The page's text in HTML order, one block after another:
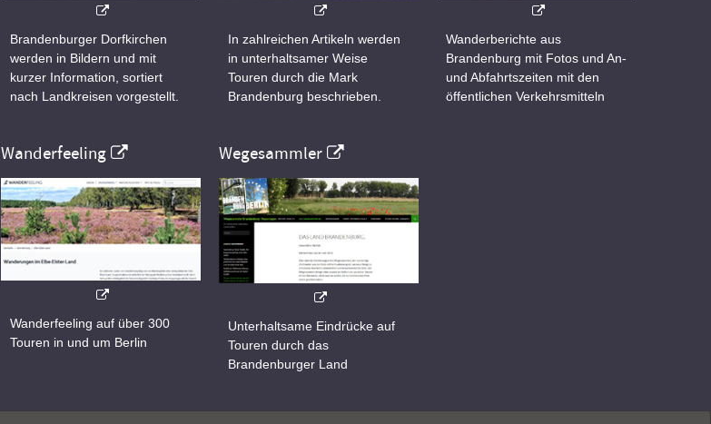
Brandenburger Dorfkirchen
werden in Bildern und mit
kurzer Information, sortiert
nach Landkreisen vorgestellt.
In zahlreichen Artikeln werden
in unterhaltsamer Weise
Touren durch die Mark
Brandenburg beschrieben.
Wanderberichte aus
Brandenburg mit Fotos und An-
und Abfahrtszeiten mit den
öffentlichen Verkehrsmitteln
Wanderfeeling
Wanderfeeling auf über 300
Touren in und um Berlin
Wegesammler
Unterhaltsame Eindrücke auf
Touren durch das
Brandenburger Land